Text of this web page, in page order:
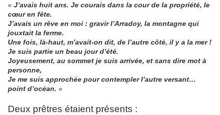
« J’avais huit ans. Je courais dans la cour de la propriété, le
cœur en fête.
J’avais un rêve en moi : gravir l’Arradoy, la montagne qui
jouxtait la ferme.
Une fois, là-haut, m’avait-on dit, de l’autre côté, il y a la mer !
Je suis partie un beau jour d’été.
Joyeusement, au sommet je suis arrivée, et sans dire mot à
personne,
Je me suis approchée pour contempler l’autre versant…
point d’océan. »
Deux prêtres étaient présents :